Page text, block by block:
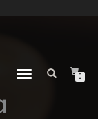
ALTERNAR
0